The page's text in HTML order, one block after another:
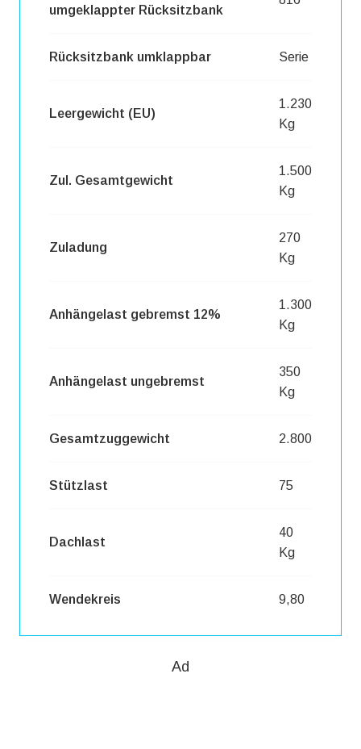
umgeklappter Rücksitzbank
Rücksitzbank umklappbar Serie
Leergewicht (EU)
1.230
Kg
Zul. Gesamtgewicht
1.500
Kg
Zuladung
270
Kg
Anhängelast gebremst 12%
1.300
Kg
Anhängelast ungebremst
350
Kg
Gesamtzuggewicht 2.800
Stützlast 75
Dachlast
40
Kg
Wendekreis 9,80
Ad